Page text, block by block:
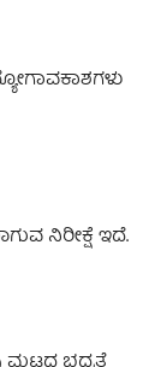
ನಿರೀಕ್ಷೆ ಇದೆ.